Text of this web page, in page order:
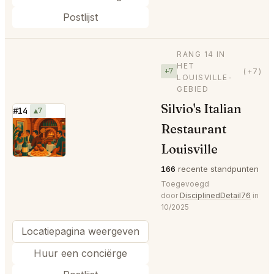
Postlijst
#14 ▲7
⭐
+7
RANG 14 IN
HET
LOUISVILLE-
GEBIED
(+7)
Silvio's Italian
Restaurant
Louisville
166 recente standpunten
Toegevoegd
door DisciplinedDetail76 in
10/2025
Locatiepagina weergeven
Huur een conciërge